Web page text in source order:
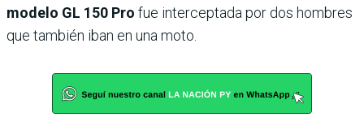
modelo GL 150 Pro fue interceptada por dos hombres
que también iban en una moto.